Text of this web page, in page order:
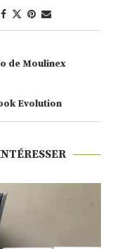
de Moulinex
Evolution